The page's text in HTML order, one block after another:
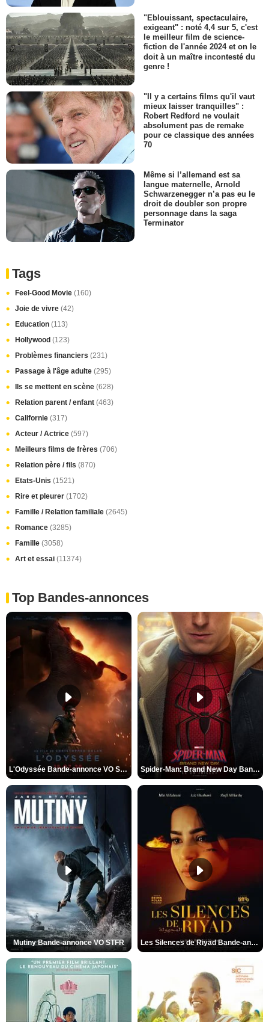
"Eblouissant, spectaculaire,
exigeant" : noté 4,4 sur 5, c'est
le meilleur film de science-
fiction de l'année 2024 et on le
doit à un maître incontesté du
genre !
"Il y a certains films qu'il vaut
mieux laisser tranquilles" :
Robert Redford ne voulait
absolument pas de remake
pour ce classique des années
70
Même si l’allemand est sa
langue maternelle, Arnold
Schwarzenegger n’a pas eu le
droit de doubler son propre
personnage dans la saga
Terminator
Tags
Feel-Good Movie (160)
Joie de vivre (42)
Education (113)
Hollywood (123)
Problèmes financiers (231)
Passage à l'âge adulte (295)
Ils se mettent en scène (628)
Relation parent / enfant (463)
Californie (317)
Acteur / Actrice (597)
Meilleurs films de frères (706)
Relation père / fils (870)
Etats-Unis (1521)
Rire et pleurer (1702)
Famille / Relation familiale (2645)
Romance (3285)
Famille (3058)
Art et essai (11374)
Top Bandes-annonces
L'Odyssée Bande-annonce VO STFR Spider-Man: Brand New Day Bande-annonce VO STFR
Mutiny Bande-annonce VO STFR Les Silences de Riyad Bande-annonce VO STFR